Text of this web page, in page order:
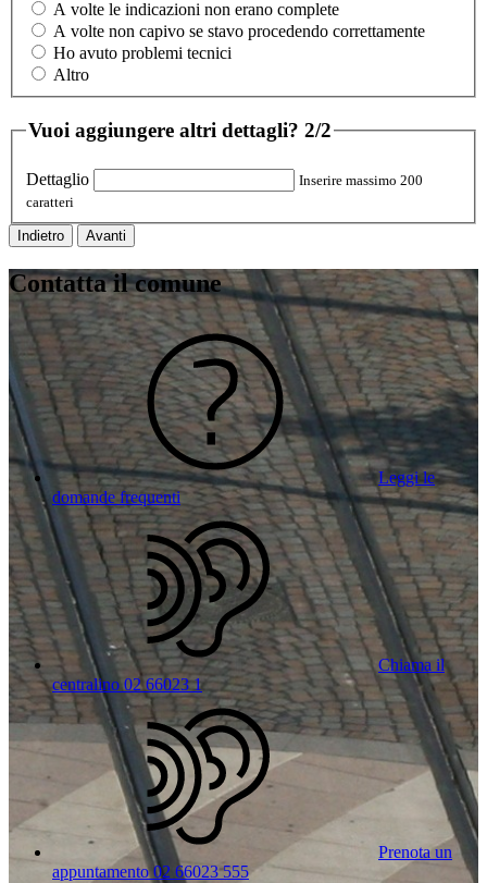
A volte le indicazioni non erano complete
A volte non capivo se stavo procedendo correttamente
Ho avuto problemi tecnici
Altro
Vuoi aggiungere altri dettagli? 2/2
Dettaglio
Inserire massimo 200
caratteri
Indietro Avanti
Contatta il comune
Leggi le
domande frequenti
Chiama il
centralino 02 66023 1
Prenota un
appuntamento 02 66023 555